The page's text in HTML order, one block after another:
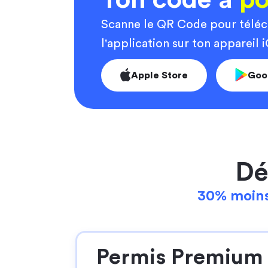
Scanne le QR Code pour
l'application sur ton appareil
Apple Store
30%
Permis Premium